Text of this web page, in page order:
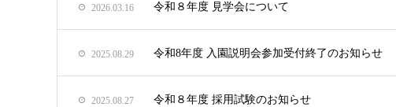
2026.03.16 令和８年度 見学会について
2025.08.29 令和8年度 入園説明会参加受付終了のお知らせ
2025.08.27 令和８年度 採用試験のお知らせ